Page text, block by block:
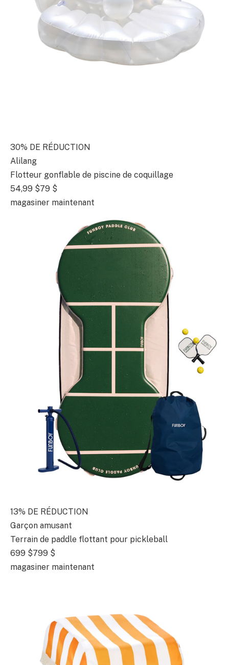
30% DE RÉDUCTION
Alilang
Flotteur gonflable de piscine de coquillage
54,99 $79 $
magasiner maintenant
13% DE RÉDUCTION
Garçon amusant
Terrain de paddle flottant pour pickleball
699 $799 $
magasiner maintenant